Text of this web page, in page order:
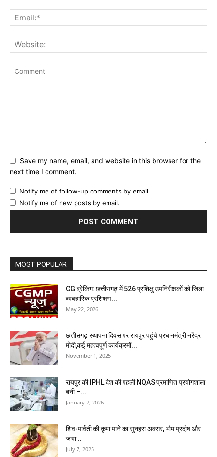
Save my name, email, and website in this browser for the
next time I comment.
Notify me of follow-up comments by email.
Notify me of new posts by email.
MOST POPULAR
CG ब्रेकिंग: छत्तीसगढ़ में 526 प्रशिक्षु उपनिरीक्षकों को जिला
व्यवहारिक प्रशिक्षण...
May 22, 2026
छत्तीसगढ़ स्थापना दिवस पर रायपुर पहुंचे प्रधानमंत्री नरेंद्र
मोदी,कई महत्वपूर्ण कार्यक्रमों...
November 1, 2025
रायपुर की IPHL देश की पहली NQAS प्रमाणित प्रयोगशाला
बनी –...
January 7, 2026
शिव-पार्वती की कृपा पाने का सुनहरा अवसर, भौम प्रदोष और
जया...
July 7, 2025